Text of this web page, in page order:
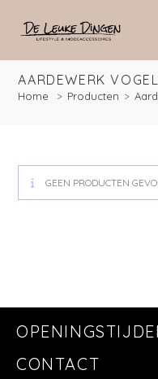
AARDEWERK
Home > Producten >
GEEN PRODUCTEN
CONTACT